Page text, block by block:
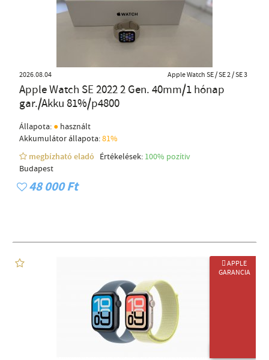
2026.08.04 Apple Watch SE / SE 2 / SE 3
Apple Watch SE 2022 2 Gen. 40mm/1 hónap
gar./Akku 81%/p4800
Állapota: ● használt
Akkumulátor állapota:81%
megbízható eladó
Értékelések: 100% pozítiv
Budapest
48 000 Ft
 APPLE
GARANCIA